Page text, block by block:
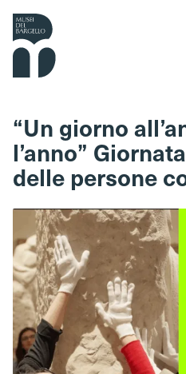
Vai al contenuto
“Un giorno
l’anno”
delle persone